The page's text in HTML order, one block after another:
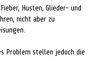
Husten, Glieder- und
nicht aber zu
Problem stellen jedoch die